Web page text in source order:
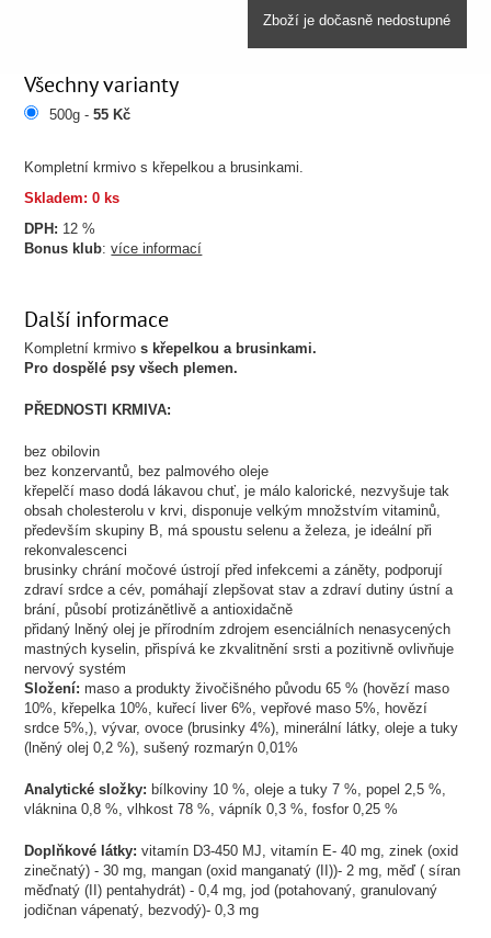
Kompletní krmivo s křepelkou a brusinkami.
Skladem: 0 ks
DPH: 12 %
Bonus klub:více informací
Zboží je dočasně nedostupné
Všechny varianty
500g -55 Kč
Další informace
Kompletní krmivos křepelkou a brusinkami.
Pro dospělé psy všech plemen.
PŘEDNOSTI KRMIVA:
bez obilovin
bez konzervantů, bez palmového oleje
křepelčí maso dodá lákavou chuť, je málo kalorické, nezvyšuje tak
obsah cholesterolu v krvi, disponuje velkým množstvím vitaminů,
především skupiny B, má spoustu selenu a železa, je ideální při
rekonvalescenci
brusinky chrání močové ústrojí před infekcemi a záněty, podporují
zdraví srdce a cév, pomáhají zlepšovat stav a zdraví dutiny ústní a
brání, působí protizánětlivě a antioxidačně
přidaný lněný olej je přírodním zdrojem esenciálních nenasycených
mastných kyselin, přispívá ke zkvalitnění srsti a pozitivně ovlivňuje
nervový systém
Složení:maso a produkty živočišného původu 65 % (hovězí maso
10%, křepelka 10%, kuřecí liver 6%, vepřové maso 5%, hovězí
srdce 5%,), vývar, ovoce (brusinky 4%), minerální látky, oleje a tuky
(lněný olej 0,2 %), sušený rozmarýn 0,01%
Analytické složky: bílkoviny 10 %, oleje a tuky 7 %, popel 2,5 %,
vláknina 0,8 %, vlhkost 78 %, vápník 0,3 %, fosfor 0,25 %
Doplňkové látky: vitamín D3-450 MJ, vitamín E- 40 mg, zinek (oxid
zinečnatý) - 30 mg, mangan (oxid manganatý (II))- 2 mg, měď ( síran
měďnatý (II) pentahydrát) - 0,4 mg, jod (potahovaný, granulovaný
jodičnan vápenatý, bezvodý)- 0,3 mg